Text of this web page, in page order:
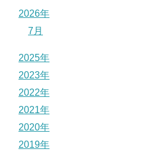
2026年
7月
2025年
2023年
2022年
2021年
2020年
2019年